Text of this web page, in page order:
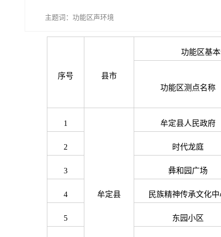
主题词：功能区声环境
序号 县市
功能区基
功能区测点名称
1
牟定县
牟定县人民政府
2 时代龙庭
3 彝和园广场
4 民族精神传承文化中
5 东园小区